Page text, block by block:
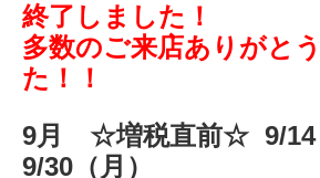
終了しました！
多数のご来店ありがと
た！！
9月 ☆増税直前☆ 9/14
9/30（月）